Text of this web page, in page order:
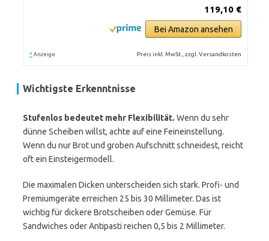
119,10 €
Bei Amazon ansehen
* Anzeige Preis inkl. MwSt., zzgl. Versandkosten
Wichtigste Erkenntnisse
Stufenlos bedeutet mehr Flexibilität. Wenn du sehr
dünne Scheiben willst, achte auf eine Feineinstellung.
Wenn du nur Brot und groben Aufschnitt schneidest, reicht
oft ein Einsteigermodell.
Die maximalen Dicken unterscheiden sich stark. Profi- und
Premiumgeräte erreichen 25 bis 30 Millimeter. Das ist
wichtig für dickere Brotscheiben oder Gemüse. Für
Sandwiches oder Antipasti reichen 0,5 bis 2 Millimeter.